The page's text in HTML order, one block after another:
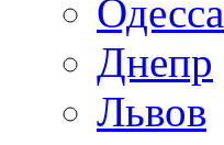
Одесса
Днепр
Львов